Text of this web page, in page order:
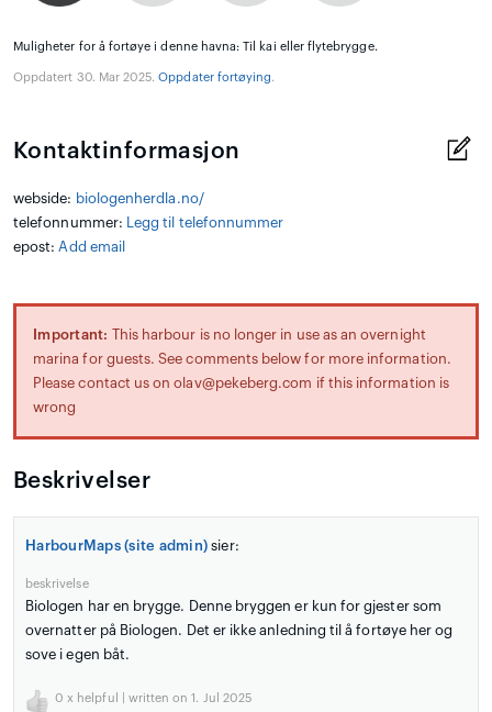
Muligheter for å fortøye i denne havna: Til kai eller flytebrygge.
Oppdatert 30. Mar 2025.Oppdater fortøying.
Kontaktinformasjon
webside: biologenherdla.no/
telefonnummer:
Legg til telefonnummer
epost: Add email
Important:
This harbour is no longer in use as an overnight
marina for guests. See comments below for more information.
Please contact us on olav@pekeberg.com if this information is
wrong
Beskrivelser
HarbourMaps (site admin) sier:
beskrivelse
Biologen har en brygge. Denne bryggen er kun for gjester som
overnatter på Biologen. Det er ikke anledning til å fortøye her og
sove i egen båt.
0 x helpful | written on 1. Jul 2025